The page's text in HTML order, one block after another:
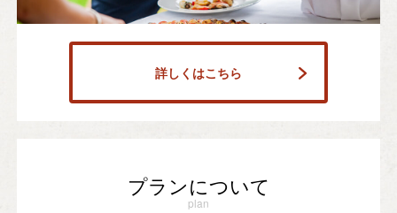
詳しくはこちら
プランについて
plan